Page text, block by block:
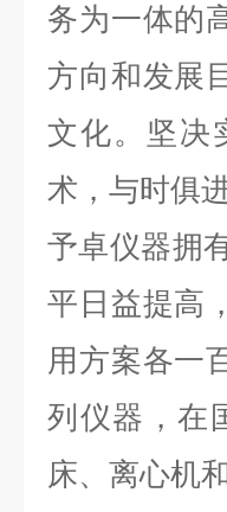
务为一体的
方向和发展
文化。坚决
术，与时俱
予卓仪器拥
平日益提高
用方案各一
列仪器，在
床、离心机